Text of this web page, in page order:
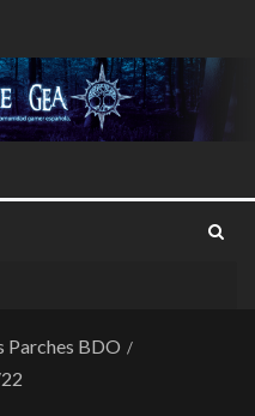
Parches BDO